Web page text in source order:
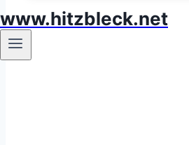
www.hitzbleck.net